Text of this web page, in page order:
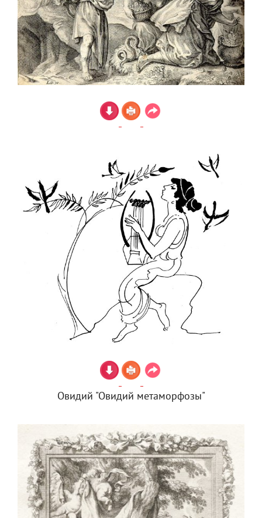
Овидий "Овидий метаморфозы"